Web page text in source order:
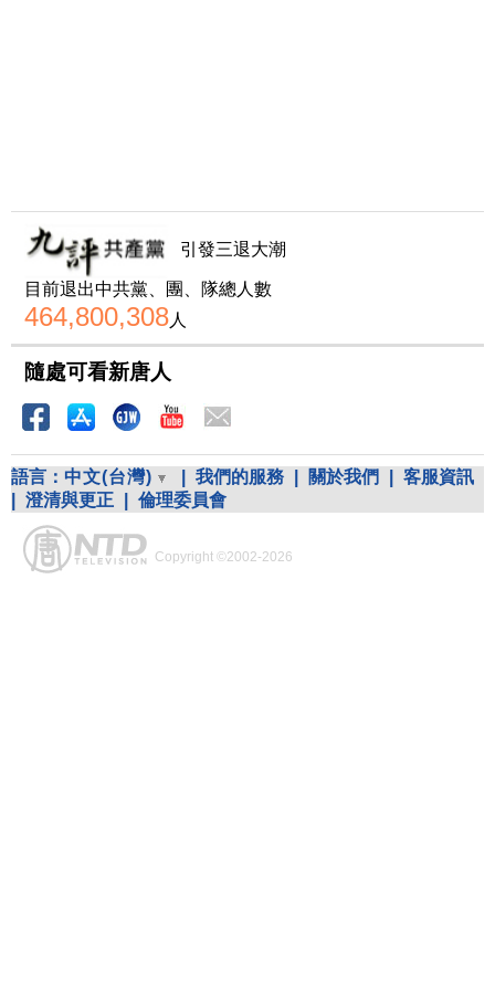
引發三退大潮
目前退出中共黨、團、隊總人數
464,800,308人
隨處可看新唐人
語言： 中文(台灣) 我們的服務 關於我們
客服資訊
澄清與更正 倫理委員會
Copyright ©2002-2026